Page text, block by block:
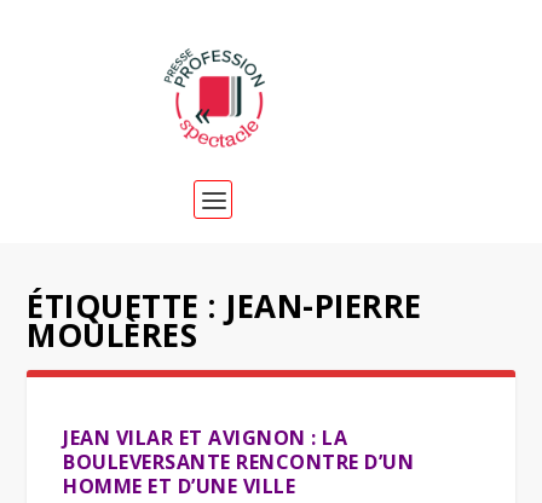
ÉTIQUETTE : JEAN-PIERRE
MOULÈRES
JEAN VILAR ET AVIGNON : LA
BOULEVERSANTE RENCONTRE D’UN
HOMME ET D’UNE VILLE